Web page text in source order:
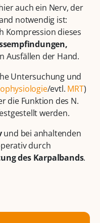
auch ein Nerv, der
notwendig ist:
Kompression dieses
Ausfällen der Hand.
Untersuchung und
/evtl. MRT)
die Funktion des N.
werden.
und bei anhaltenden
durch
des Karpalbands.